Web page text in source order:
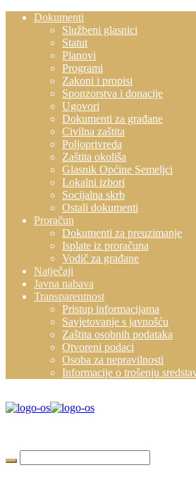
Dokumenti
Službeni glasnici
Statut
Planovi
Programi
Zakoni i propisi
Sponzorstva i donacije
Ugovori
Dokumenti za građane
Civilna zaštita
Poljoprivreda
Zaštita okoliša
Glasnik Općine Semeljci
Lokalni izbori
Socijalna skrb
Ostali dokumenti
Proračun
Dokumenti za preuzimanje
Isplate iz proračuna
Vodič za građane
Natječaji
Javna nabava
Transparentnost
Pristup informacijama
Savjetovanje s javnošću
Zaštita osobnih podataka
Otvoreni podaci
Osoba za nepravilnosti
Informacije o trošenju